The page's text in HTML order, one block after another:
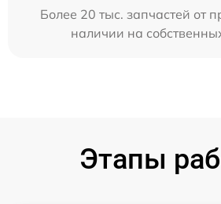
Более 20 тыс. запчастей от
наличии на
Этапы